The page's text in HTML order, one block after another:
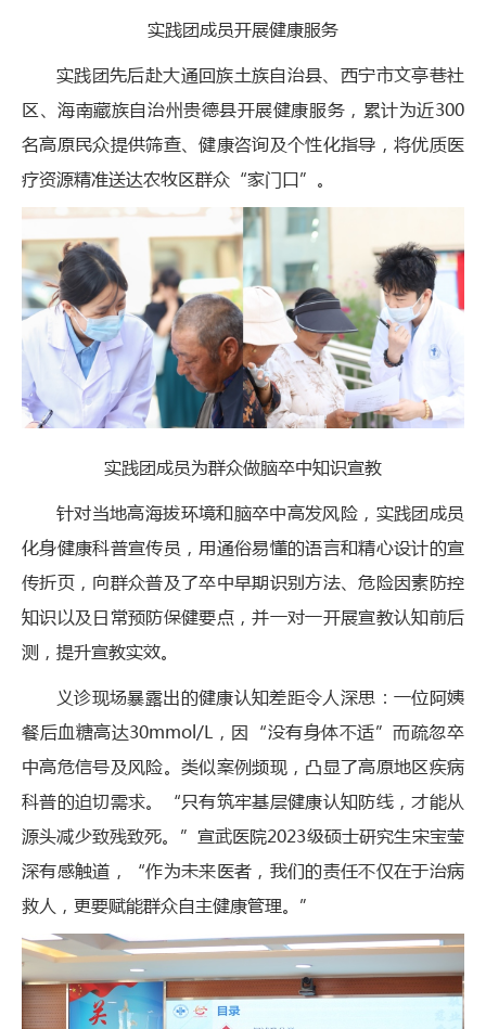
实践团成员开展健康服务
实践团先后赴大通回族土族自治县、西宁市文亭巷社
区、海南藏族自治州贵德县开展健康服务，累计为近300
名高原民众提供筛查、健康咨询及个性化指导，将优质医
疗资源精准送达农牧区群众“家门口”。
实践团成员为群众做脑卒中知识宣教
针对当地高海拔环境和脑卒中高发风险，实践团成员
化身健康科普宣传员，用通俗易懂的语言和精心设计的宣
传折页，向群众普及了卒中早期识别方法、危险因素防控
知识以及日常预防保健要点，并一对一开展宣教认知前后
测，提升宣教实效。
义诊现场暴露出的健康认知差距令人深思：一位阿姨
餐后血糖高达30mmol/L，因“没有身体不适”而疏忽卒
中高危信号及风险。类似案例频现，凸显了高原地区疾病
科普的迫切需求。“只有筑牢基层健康认知防线，才能从
源头减少致残致死。”宣武医院2023级硕士研究生宋宝莹
深有感触道，“作为未来医者，我们的责任不仅在于治病
救人，更要赋能群众自主健康管理。”